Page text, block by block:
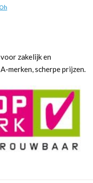
zakelijk en
merken, scherpe prijzen.